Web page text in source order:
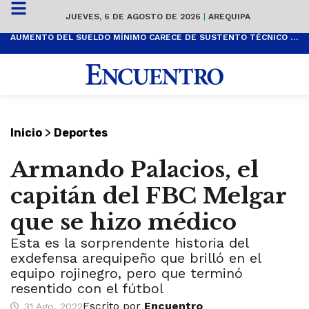
JUEVES, 6 DE AGOSTO DE 2026 | AREQUIPA
AUMENTO DEL SUELDO MÍNIMO CARECE DE SUSTENTO TÉCNICO Y ES POPULISTA
Inicio > Deportes
Armando Palacios, el
capitán del FBC Melgar
que se hizo médico
Esta es la sorprendente historia del
exdefensa arequipeño que brilló en el
equipo rojinegro, pero que terminó
resentido con el fútbol
31 Ago, 2022Escrito por Encuentro